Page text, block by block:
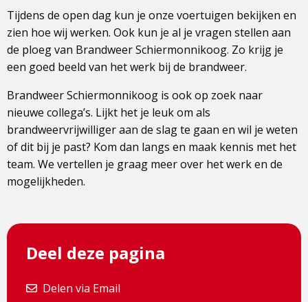
Tijdens de open dag kun je onze voertuigen bekijken en
zien hoe wij werken. Ook kun je al je vragen stellen aan
de ploeg van Brandweer Schiermonnikoog. Zo krijg je
een goed beeld van het werk bij de brandweer.
Brandweer Schiermonnikoog is ook op zoek naar
nieuwe collega’s. Lijkt het je leuk om als
brandweervrijwilliger aan de slag te gaan en wil je weten
of dit bij je past? Kom dan langs en maak kennis met het
team. We vertellen je graag meer over het werk en de
mogelijkheden.
Deel deze pagina
Delen via Email
Delen via Email